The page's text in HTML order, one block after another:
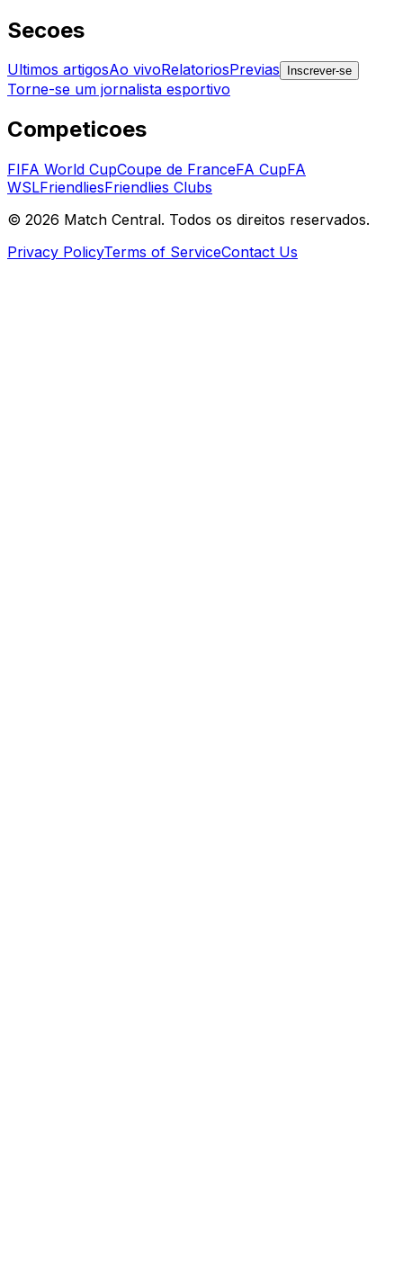
Secoes
Ultimos artigosAo vivoRelatoriosPrevias Inscrever-se
Torne-se um jornalista esportivo
Competicoes
FIFA World CupCoupe de FranceFA CupFA
WSLFriendliesFriendlies Clubs
© 2026 Match Central. Todos os direitos reservados.
Privacy PolicyTerms of ServiceContact Us